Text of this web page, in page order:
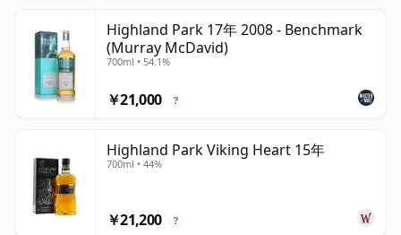
Highland Park 17年 2008 - Benchmark
(Murray McDavid)
700ml • 54.1%
￥21,000 ?
Highland Park Viking Heart 15年
700ml • 44%
￥21,200 ?